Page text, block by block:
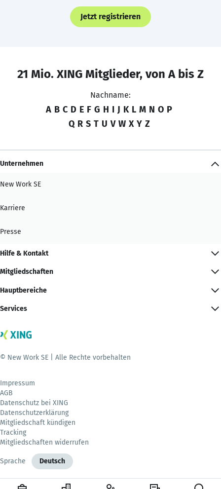
Jetzt registrieren
21 Mio. XING Mitglieder, von A bis Z
Nachname:
A B C D E F G H I J K L M N O P
Q R S T U V W X Y Z
Unternehmen
New Work SE
Karriere
Presse
Hilfe & Kontakt
Mitgliedschaften
Hauptbereiche
Services
© New Work SE | Alle Rechte vorbehalten
Impressum
AGB
Datenschutz bei XING
Datenschutzerklärung
Mitgliedschaft kündigen
Tracking
Mitgliedschaften widerrufen
Sprache Deutsch